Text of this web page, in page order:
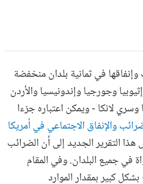
في ثمانية بلدان منخفضة
وجورجيا وإندونيسيا والأردن
لانكا - ويمكن اعتباره جزءا
والإنفاق الاجتماعي في أمريكا
التقرير الجديد إلى أن الضرائب
في جميع البلدان. وفي المقام
كبير بمقدار الموارد